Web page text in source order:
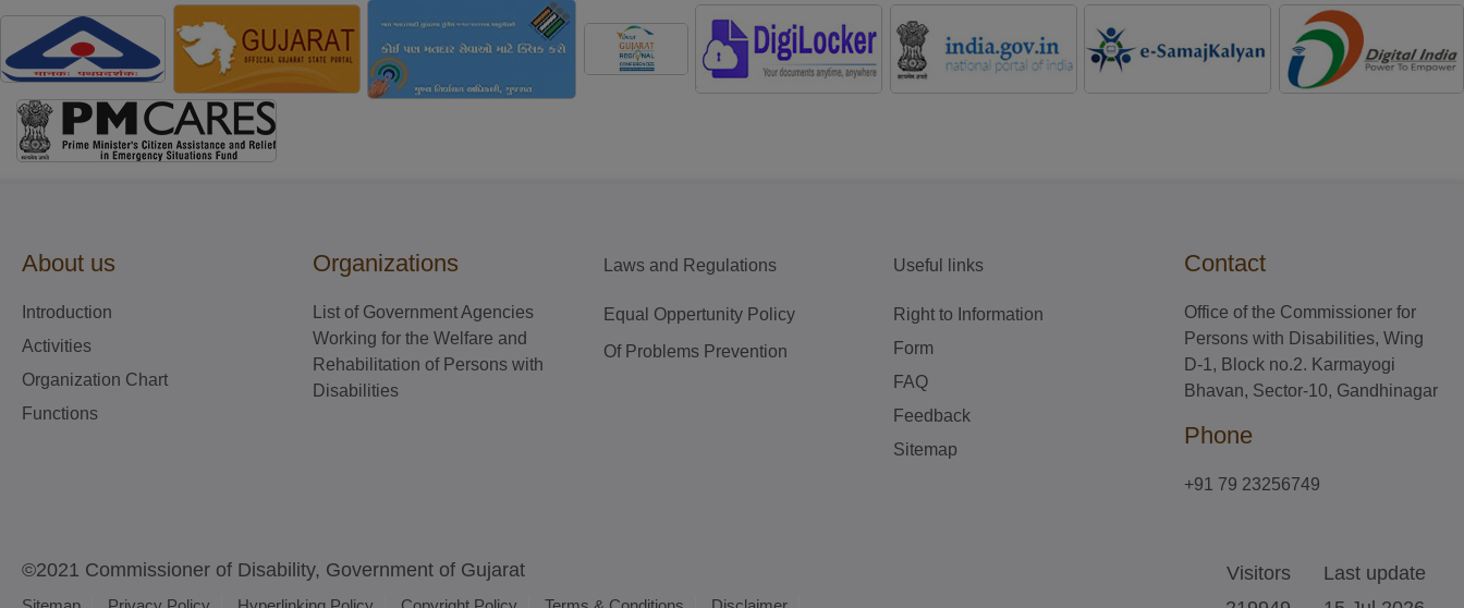
About us
Introduction
Activities
Organization Chart
Functions
Organizations
List of Government Agencies
Working for the Welfare and
Rehabilitation of Persons with
Disabilities
Laws and Regulations
Equal Oppertunity Policy
Of Problems Prevention
Useful links
Right to Information
Form
FAQ
Feedback
Sitemap
Contact
Office of the Commissioner for
Persons with Disabilities, Wing
D-1, Block no.2. Karmayogi
Bhavan, Sector-10, Gandhinagar
Phone
+91 79 23256749
©2021 Commissioner of Disability, Government of Gujarat
Visitors
Last update